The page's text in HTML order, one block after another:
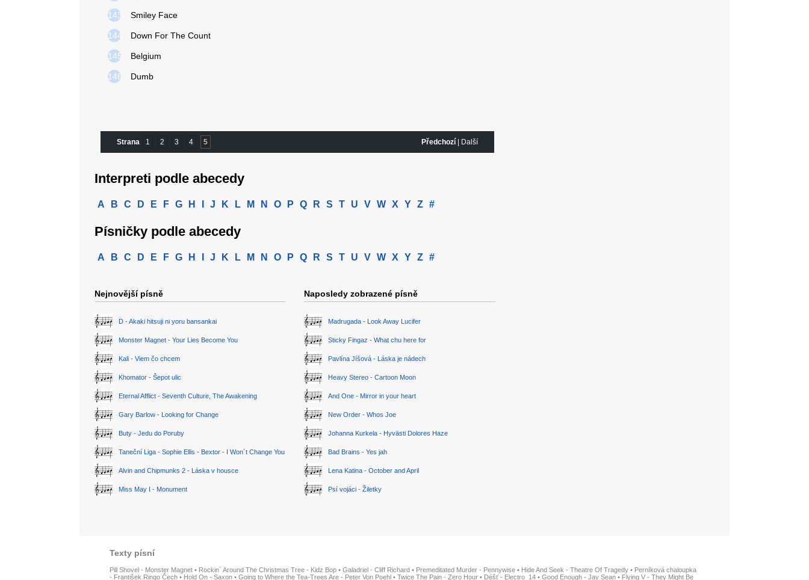
143 Smiley Face
144 Down For The Count
145 Belgium
146 Dumb
Strana 1 2 3 4 5 Předchozí | Další
Interpreti podle abecedy
A B C D E F G H J K L M N O P Q R S T U V W X Y Z #
Písničky podle abecedy
A B C D E F G H J K L M N O P Q R S T U V W X Y Z #
Nejnovější písně
D - Akaki hitsuji ni yoru bansankai
Monster Magnet - Your Lies Become You
Kali - Viem čo chcem
Khomator - Šepot ulic
Eternal Afflict - Seventh Culture, The Awakening
Gary Barlow - Looking for Change
Buty - Jedu do Poruby
Taneční Liga - Sophie Ellis - Bextor - I Won´t Change You
Alvin and Chipmunks 2 - Láska v housce
Miss May I - Monument
Naposledy zobrazené písně
Madrugada - Look Away Lucifer
Sticky Fingaz - What chu here for
Pavlína Jíšová - Láska je nádech
Heavy Stereo - Cartoon Moon
And One - Mirror in your heart
New Order - Whos Joe
Johanna Kurkela - Hyvästi Dolores Haze
Bad Brains - Yes jah
Lena Katina - October and April
Psí vojáci - Žiletky
Texty písní
Pill Shovel - Monster Magnet • Rockin´ Around The Christmas Tree - Kidz Bop • Galadriel - Cliff Richard • Premeditated Murder - Pennywise • Hide And Seek - Theatre Of Tragedy • Perníková chaloupka
- František Ringo Čech • Hold On - Saxon • Going to Where the Tea-Trees Are - Peter Von Poehl • Twice The Pain - Zero Hour • Déšť - Electro_14 • Good Enough - Jay Sean • Flying V - They Might Be